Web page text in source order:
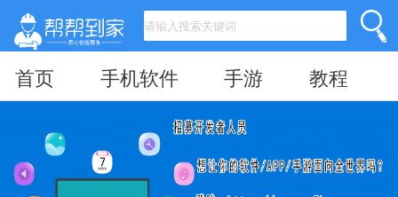
首页 手机软件 手游 教程